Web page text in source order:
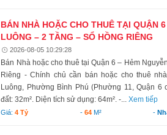
BÁN NHÀ HOẶC CHO THUÊ TẠI QUẬN
LUÔNG – 2 TẦNG – SỔ HỒNG RIÊNG
2026-08-05 10:29:28
Bán Nhà hoặc cho thuê tại Quận 6 – Hẻm
Riêng - Chính chủ cần bán hoặc cho thuê
Luông, Phường Bình Phú (Phường 11, Quận 6
đất: 32m². Diện tích sử dụng: 64m². -...Xem tiếp
Giá:4 Tỷ - 64M² -